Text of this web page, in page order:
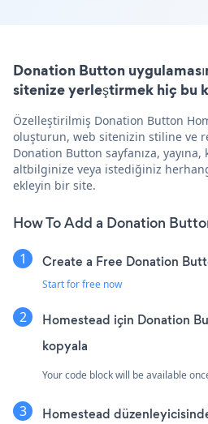
Donation Button
sitenize yerleştirmek hiç bu
Özelleştirilmiş Donation Button
oluşturun, web sitenizin stiline ve
Donation Button sayfanıza,
altbilginize veya istediğiniz
ekleyin bir site.
How To Add a Donation
Create a Free Donation
Start for free now
Homestead için Donation
kopyala
Your code block will be available
Homestead